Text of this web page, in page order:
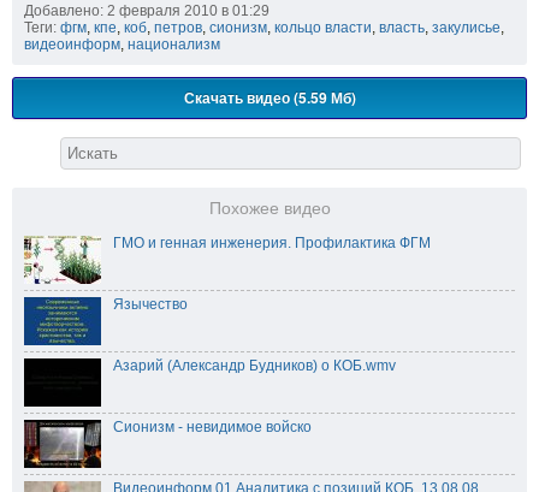
Добавлено: 2 февраля 2010 в 01:29
Теги: фгм кпе коб петров сионизм кольцо власти власть закулисье
видеоинформ национализм
Скачать видео (5.59 Мб)
Похожее видео
ГМО и генная инженерия. Профилактика ФГМ
Язычество
Азарий (Александр Будников) о КОБ.wmv
Сионизм - невидимое войско
Видеоинформ 01 Аналитика с позиций КОБ. 13.08.08